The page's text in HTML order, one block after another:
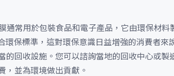
常用於包裝食品和電子產品，它由環保材料
保標準，這對環保意識日益增強的消費者來
回收設施。您可以諮詢當地的回收中心或製
，並為環境做出貢獻。